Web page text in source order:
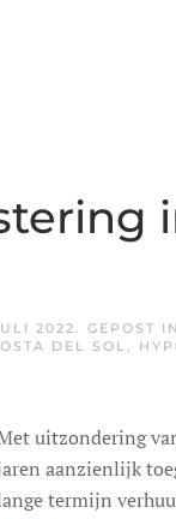
2022. GEPOST
DEL SOL,
uitzondering
aanzienlijk
termijn